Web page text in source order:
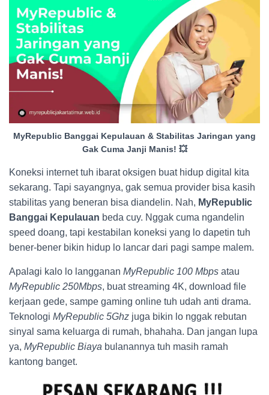
MyRepublic Banggai Kepulauan & Stabilitas Jaringan yang
Gak Cuma Janji Manis! 💥
Koneksi internet tuh ibarat oksigen buat hidup digital kita
sekarang. Tapi sayangnya, gak semua provider bisa kasih
stabilitas yang beneran bisa diandelin. Nah, MyRepublic
Banggai Kepulauan beda cuy. Nggak cuma ngandelin
speed doang, tapi kestabilan koneksi yang lo dapetin tuh
bener-bener bikin hidup lo lancar dari pagi sampe malem.
Apalagi kalo lo langganan MyRepublic 100 Mbps atau
MyRepublic 250Mbps, buat streaming 4K, download file
kerjaan gede, sampe gaming online tuh udah anti drama.
Teknologi MyRepublic 5Ghz juga bikin lo nggak rebutan
sinyal sama keluarga di rumah, bhahaha. Dan jangan lupa
ya, MyRepublic Biaya bulanannya tuh masih ramah
kantong banget.